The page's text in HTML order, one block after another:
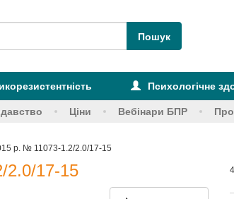
Психологічне
Ціни Вебінари БПР
р. № 11073-1.2/2.0/17-15
17-15